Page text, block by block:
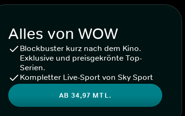
Alles von WOW
Blockbuster kurz nach dem Kino.
Exklusive und preisgekrönte Top-
Serien.
Kompletter Live-Sport von Sky Sport
AB 34,97 MTL.